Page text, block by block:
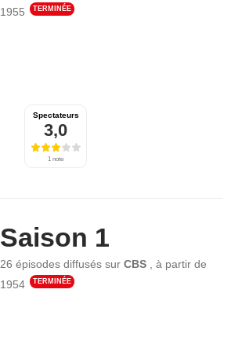
1955
TERMINÉE
Spectateurs
3,0
1 note
Saison 1
26 épisodes diffusés surCBS ,à partir de
1954
TERMINÉE